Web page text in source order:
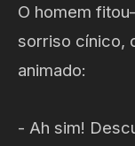
O homem
sorriso cínico,
animado:
- Ah sim!